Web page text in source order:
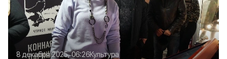
8 декабря 2025, 06:26Культура